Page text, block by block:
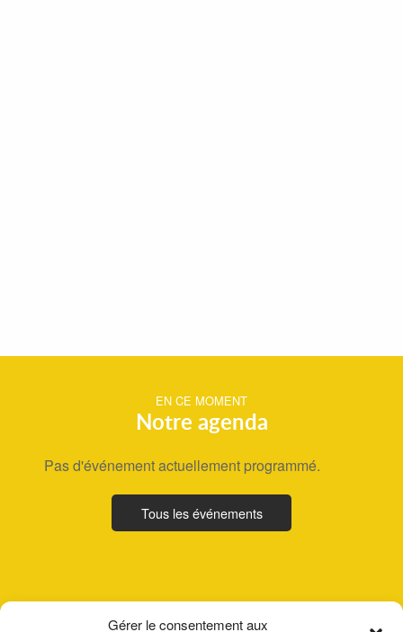
Gérer le consentement aux
EN CE MOMENT
Notre agenda
Pas d'événement actuellement programmé.
Tous les événements